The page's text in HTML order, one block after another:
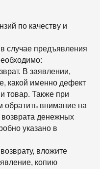
по качеству и
случае предъявления
В заявлении,
какой именно дефект
товар. Также при
обратить внимание на
денежных
указано в
вложите
копию